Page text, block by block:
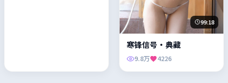
99:18
寒锋信号·典藏
9.8万 4226